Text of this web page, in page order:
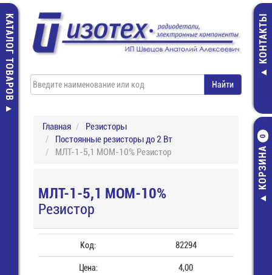
КАТАЛОГ ТОВАРОВ КОНТАКТЫ
КОРЗИНА
0
Главная
Резисторы
Постоянные резисторы до 2 Вт
МЛТ-1-5,1 МОМ-10% Резистор
МЛТ-1-5,1 МОМ-10%
Резистор
Код: 82294
Цена: 4,00